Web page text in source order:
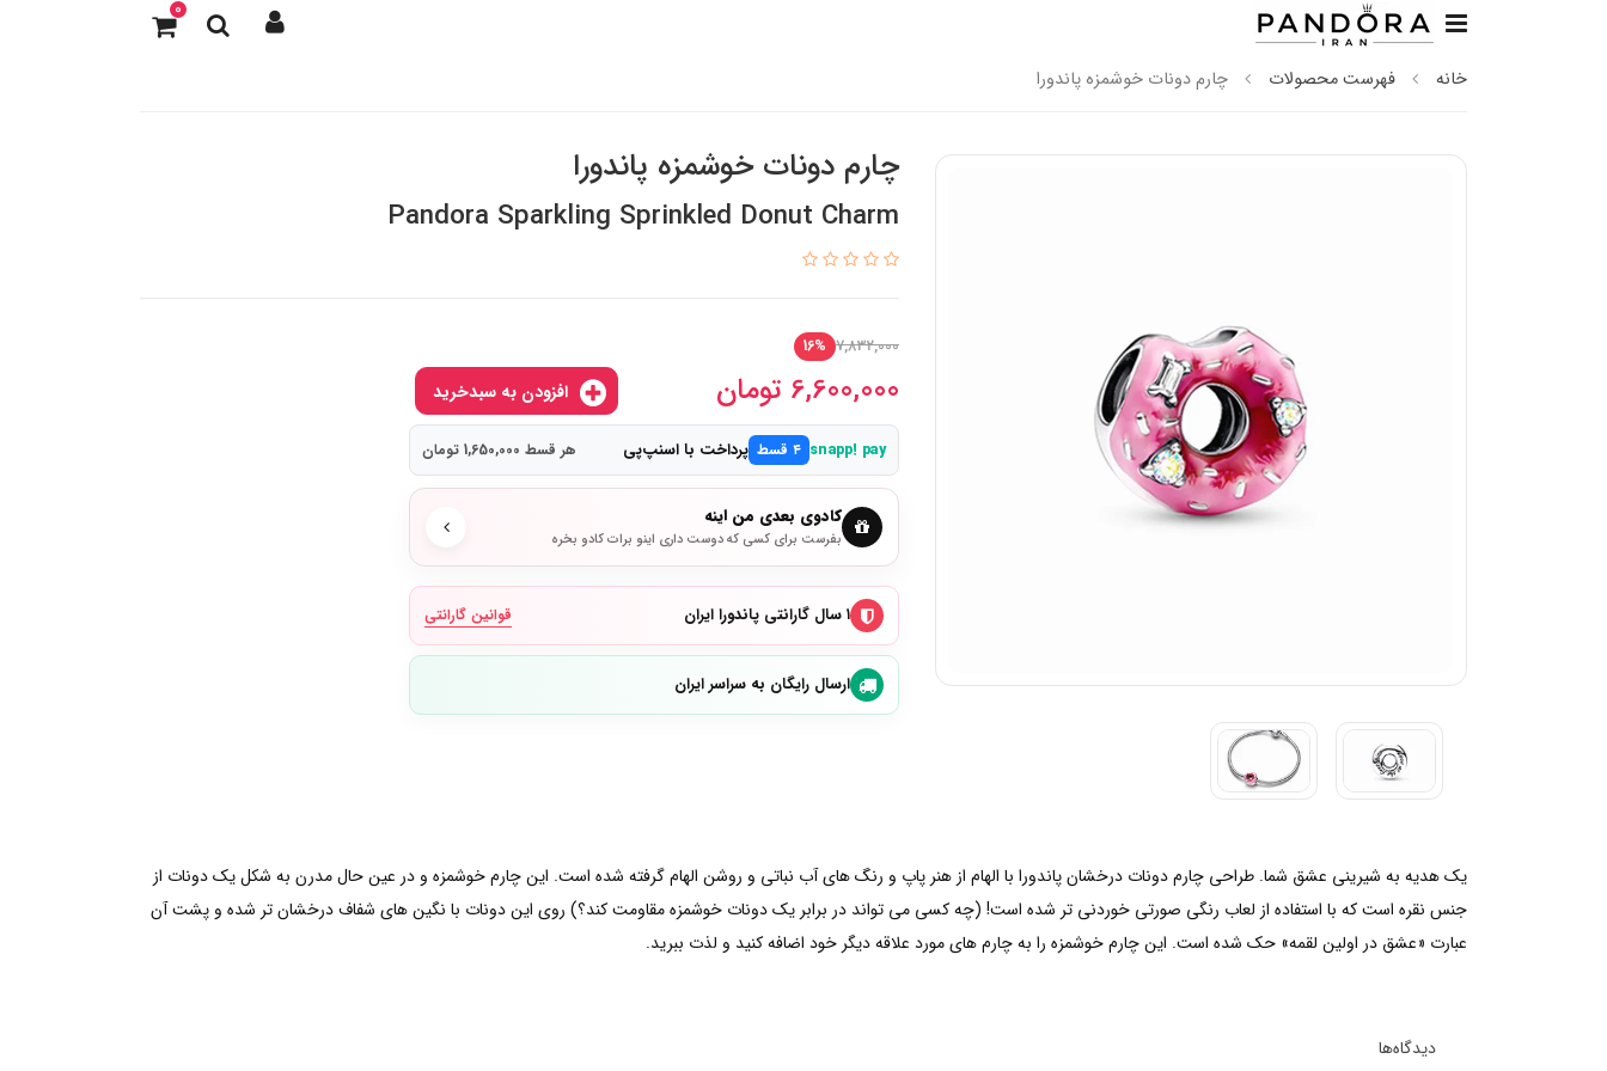
0
خانه فهرست محصولات چارم دونات خوشمزه پاندورا
چارم دونات خوشمزه پاندورا
Pandora Sparkling Sprinkled Donut Charm
7,832,000
16%
6,600,000 تومان
snapp! pay ۴ قسط پرداخت با اسنپ‌پی هر قسط 1,650,000 تومان
کادوی بعدی من اینه
بفرست برای کسی که دوست داری اینو برات کادو بخره
۱ سال گارانتی پاندورا ایران قوانین گارانتی
ارسال رایگان به سراسر ایران
یک هدیه به شیرینی عشق شما. طراحی چارم دونات درخشان پاندورا با الهام از هنر پاپ و رنگ های آب نباتی و روشن الهام گرفته شده است. این چارم خوشمزه و در عین حال مدرن به شکل یک دونات از
جنس نقره است که با استفاده از لعاب رنگی صورتی خوردنی تر شده است! (چه کسی می تواند در برابر یک دونات خوشمزه مقاومت کند؟) روی این دونات با نگین های شفاف درخشان تر شده و پشت آن
عبارت «عشق در اولین لقمه» حک شده است. این چارم خوشمزه را به چارم های مورد علاقه دیگر خود اضافه کنید و لذت ببرید.
دیدگاه‌ها